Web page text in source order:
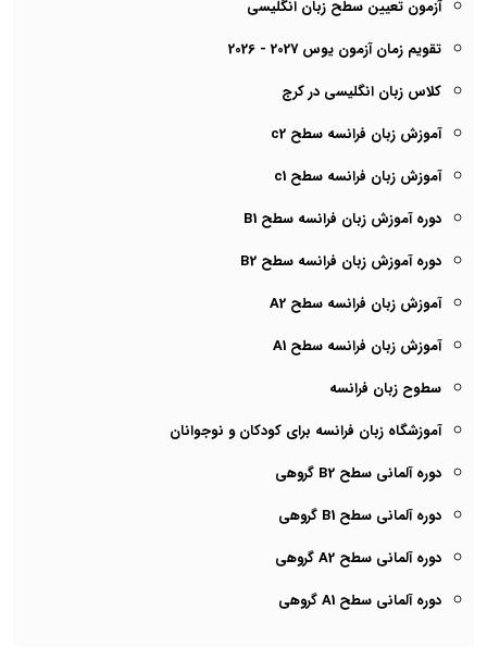
آزمون تعیین سطح زبان انگلیسی
تقویم زمان آزمون یوس 2027 - 2026
کلاس زبان انگلیسی در کرج
آموزش زبان فرانسه سطح c2
آموزش زبان فرانسه سطح c1
دوره آموزش زبان فرانسه سطح B1
دوره آموزش زبان فرانسه سطح B2
آموزش زبان فرانسه سطح A2
آموزش زبان فرانسه سطح A1
سطوح زبان فرانسه
آموزشگاه زبان فرانسه برای کودکان و نوجوانان
دوره آلمانی سطح B2 گروهی
دوره آلمانی سطح B1 گروهی
دوره آلمانی سطح A2 گروهی
دوره آلمانی سطح A1 گروهی